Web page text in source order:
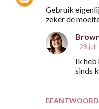
Gebruik
zeker de
28 juli
Ik heb
sinds